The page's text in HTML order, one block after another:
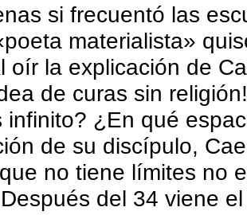
si frecuentó las
materialista»
oír la explicación de
de curas sin
infinito? ¿En qué
de su discípulo,
no tiene límites no
del 34 viene